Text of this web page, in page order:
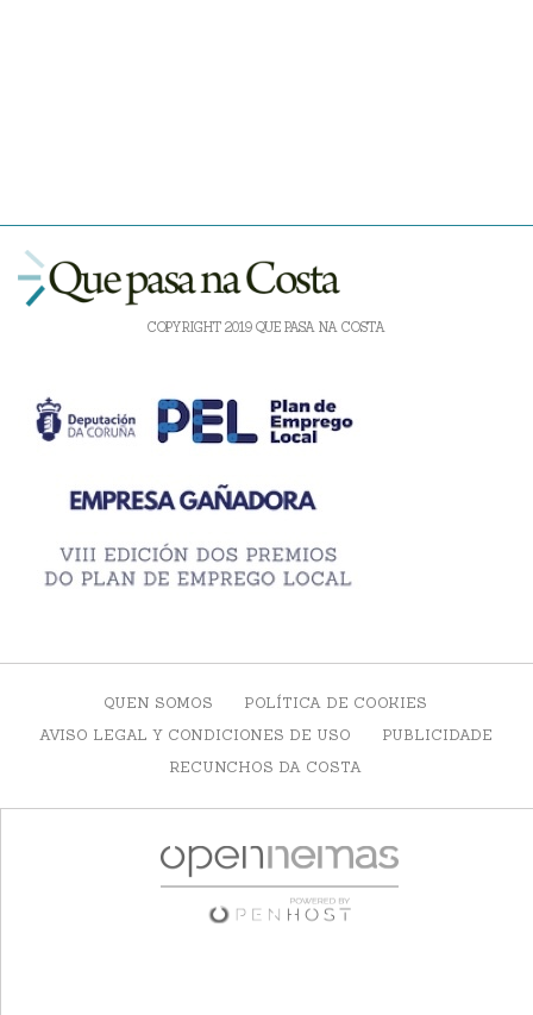
COPYRIGHT 2019 QUE PASA NA COSTA
QUEN SOMOS
POLÍTICA DE COOKIES
AVISO LEGAL Y CONDICIONES DE USO
PUBLICIDADE
RECUNCHOS DA COSTA